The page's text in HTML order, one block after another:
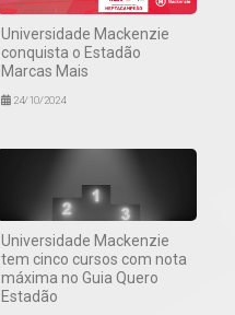
Universidade Mackenzie
conquista o Estadão
Marcas Mais
24/10/2024
Universidade Mackenzie
tem cinco cursos com nota
máxima no Guia Quero
Estadão